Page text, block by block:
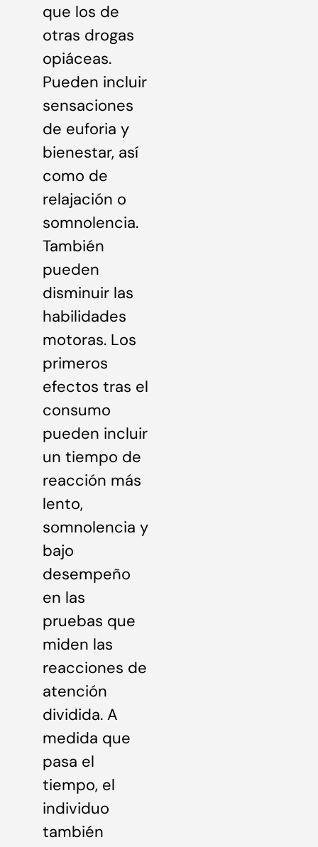
que los de
otras drogas
opiáceas.
Pueden incluir
sensaciones
de euforia y
bienestar, así
como de
relajación o
somnolencia.
También
pueden
disminuir las
habilidades
motoras. Los
primeros
efectos tras el
consumo
pueden incluir
un tiempo de
reacción más
lento,
somnolencia y
bajo
desempeño
en las
pruebas que
miden las
reacciones de
atención
dividida. A
medida que
pasa el
tiempo, el
individuo
también